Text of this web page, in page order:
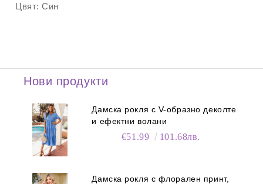
Цвят: Син
Нови продукти
Дамска рокля с V-образно деколте
и ефектни волани
€51.99 101.68лв.
Дамска рокля с флорален принт,